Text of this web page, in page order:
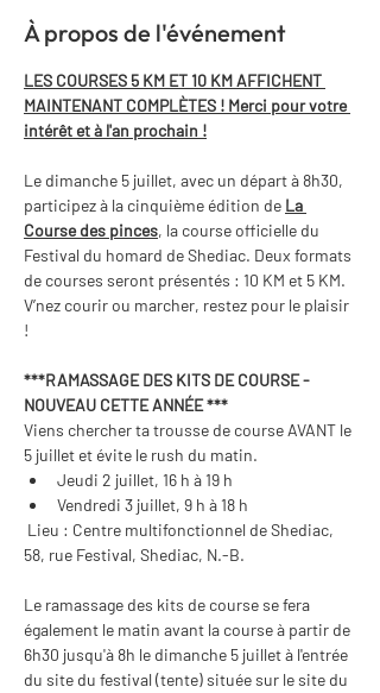
À propos de l'événement
LES COURSES 5 KM ET 10 KM AFFICHENT
MAINTENANT COMPLÈTES ! Merci pour votre
intérêt et à l'an prochain !
Le dimanche 5 juillet, avec un départ à 8h30,
participez à la cinquième édition de La
Course des pinces, la course officielle du
Festival du homard de Shediac. Deux formats
de courses seront présentés : 10 KM et 5 KM.
V’nez courir ou marcher, restez pour le plaisir
!
***RAMASSAGE DES KITS DE COURSE -
NOUVEAU CETTE ANNÉE ***
Viens chercher ta trousse de course AVANT le
5 juillet et évite le rush du matin.
Jeudi 2 juillet, 16 h à 19 h
Vendredi 3 juillet, 9 h à 18 h
Lieu : Centre multifonctionnel de Shediac,
58, rue Festival, Shediac, N.-B.
Le ramassage des kits de course se fera
également le matin avant la course à partir de
6h30 jusqu'à 8h le dimanche 5 juillet à l'entrée
du site du festival (tente) située sur le site du